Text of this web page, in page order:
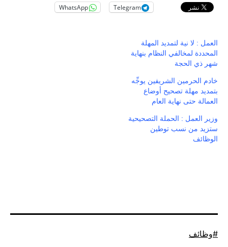
Telegram
WhatsApp
العمل : لا نية لتمديد المهلة
المحددة لمخالفي النظام بنهاية
شهر ذي الحجة
خادم الحرمين الشريفين يوجِّه
بتمديد مهلة تصحيح أوضاع
العمالة حتى نهاية العام
وزير العمل : الحملة التصحيحية
ستزيد من نسب توطين
الوظائف
موسوم
وظائف